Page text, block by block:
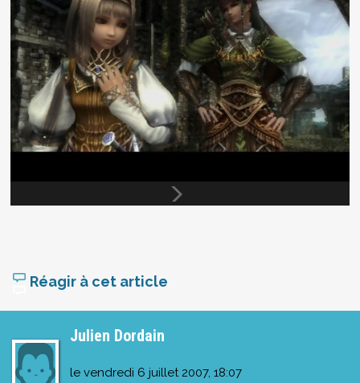
Réagir à cet article
Julien Dordain
le vendredi 6 juillet 2007, 18:07